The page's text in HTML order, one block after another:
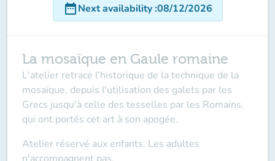
date_rangeNext availability:08/12/2026
La mosaïque en Gaule romaine
L'atelier retrace l'historique de la technique de la
mosaïque, depuis l'utilisation des galets par les
Grecs jusqu'à celle des tesselles par les Romains,
qui ont portés cet art à son apogée.
Atelier réservé aux enfants. Les adultes